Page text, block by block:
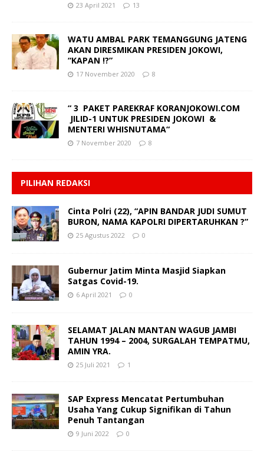
23 April 2021 13
WATU AMBAL PARK TEMANGGUNG JATENG
AKAN DIRESMIKAN PRESIDEN JOKOWI,
“KAPAN !?”
17 November 2020 8
“ 3 PAKET PAREKRAF KORANJOKOWI.COM
JILID-1 UNTUK PRESIDEN JOKOWI &
MENTERI WHISNUTAMA“
7 November 2020 8
PILIHAN REDAKSI
Cinta Polri (22), “APIN BANDAR JUDI SUMUT
BURON, NAMA KAPOLRI DIPERTARUHKAN ?”
25 Agustus 2022 0
Gubernur Jatim Minta Masjid Siapkan
Satgas Covid-19.
6 April 2021 0
SELAMAT JALAN MANTAN WAGUB JAMBI
TAHUN 1994 – 2004, SURGALAH TEMPATMU,
AMIN YRA.
25 Juli 2021 1
SAP Express Mencatat Pertumbuhan
Usaha Yang Cukup Signifikan di Tahun
Penuh Tantangan
9 Juni 2022 0